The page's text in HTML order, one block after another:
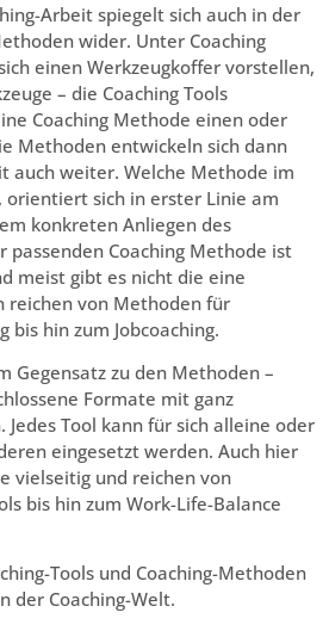
Arbeit spiegelt sich auch in der
wider. Unter Coaching
einen Werkzeugkoffer vorstellen,
– die Coaching Tools
Coaching Methode einen oder
Methoden entwickeln sich dann
auch weiter. Welche Methode im
orientiert sich in erster Linie am
konkreten Anliegen des
passenden Coaching Methode ist
meist gibt es nicht die eine
reichen von Methoden für
bis hin zum Jobcoaching.
Gegensatz zu den Methoden –
Formate mit ganz
Tool kann für sich alleine oder
eingesetzt werden. Auch hier
vielseitig und reichen von
bis hin zum Work-Life-Balance
Tools und Coaching-Methoden
der Coaching-Welt.